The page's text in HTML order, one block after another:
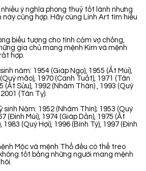
ý nghĩa phong thuỷ tốt lành nhưng
cũng hợp. Hãy cùng Linh Art tìm hiểu
biểu tượng cho tình cảm vợ chồng,
gia chủ mang mệnh Kim và mệnh
hợp.
năm: 1954 (Giáp Ngọ), 1955 (Ất Mùi),
mão), 1970 (Canh Tuất), 1971 (Tân
(Ất Sửu), 1992 (Nhâm Thân) , 1993 (Quý
(Tân Tỵ).
Năm: 1952 (Nhâm Thìn); 1953 (Quý
(Đinh Mùi), 1974 (Giáp Dần), 1975 (Ất
(Quý Hợi), 1996 (Bính Tý), 1997 (Đinh
Mộc và mệnh Thổ đều có thể treo
tốt bằng những người mang mệnh